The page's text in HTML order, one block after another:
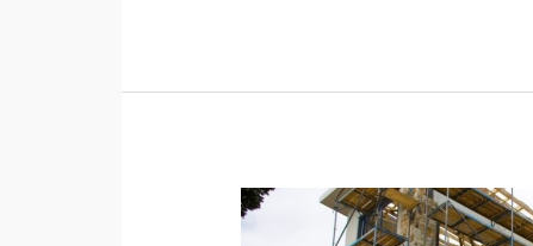
Estetika
Visual: